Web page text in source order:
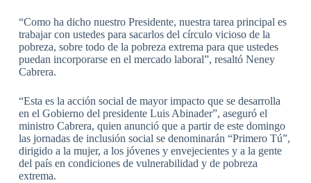
“Como ha dicho nuestro Presidente, nuestra tarea principal es
trabajar con ustedes para sacarlos del círculo vicioso de la
pobreza, sobre todo de la pobreza extrema para que ustedes
puedan incorporarse en el mercado laboral”, resaltó Neney
Cabrera.
“Esta es la acción social de mayor impacto que se desarrolla
en el Gobierno del presidente Luis Abinader”, aseguró el
ministro Cabrera, quien anunció que a partir de este domingo
las jornadas de inclusión social se denominarán “Primero Tú”,
dirigido a la mujer, a los jóvenes y envejecientes y a la gente
del país en condiciones de vulnerabilidad y de pobreza
extrema.